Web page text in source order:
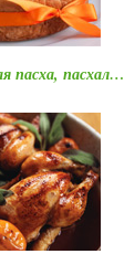
пасха, пасхал…